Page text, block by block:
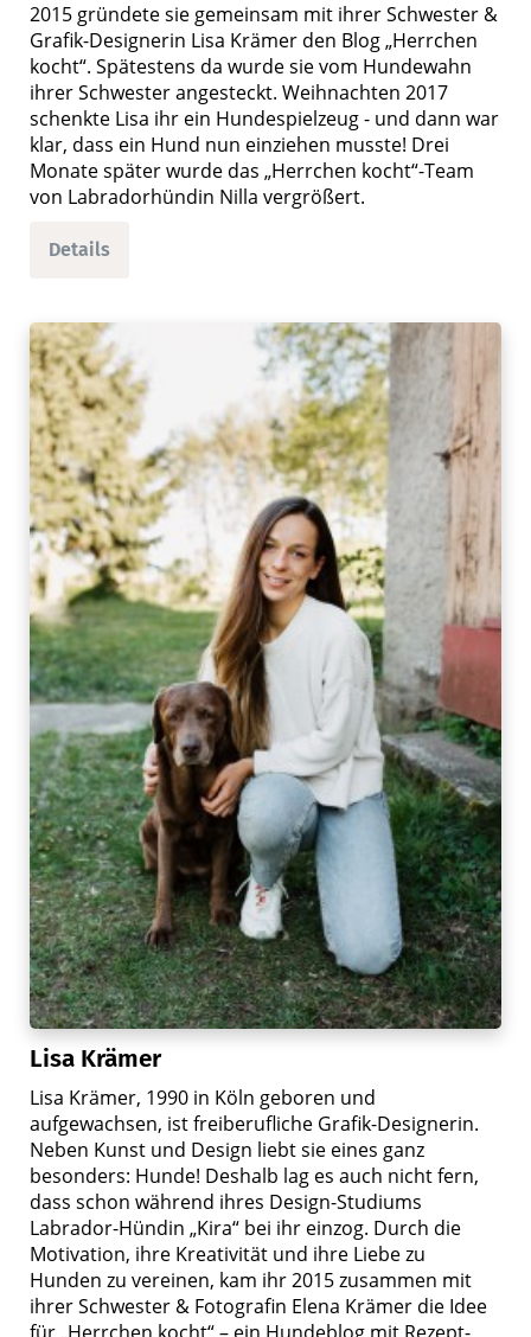
2015 gründete sie gemeinsam mit ihrer Schwester &
Grafik-Designerin Lisa Krämer den Blog „Herrchen
kocht“. Spätestens da wurde sie vom Hundewahn
ihrer Schwester angesteckt. Weihnachten 2017
schenkte Lisa ihr ein Hundespielzeug - und dann war
klar, dass ein Hund nun einziehen musste! Drei
Monate später wurde das „Herrchen kocht“-Team
von Labradorhündin Nilla vergrößert.
Details
Lisa Krämer
Lisa Krämer, 1990 in Köln geboren und
aufgewachsen, ist freiberufliche Grafik-Designerin.
Neben Kunst und Design liebt sie eines ganz
besonders: Hunde! Deshalb lag es auch nicht fern,
dass schon während ihres Design-Studiums
Labrador-Hündin „Kira“ bei ihr einzog. Durch die
Motivation, ihre Kreativität und ihre Liebe zu
Hunden zu vereinen, kam ihr 2015 zusammen mit
ihrer Schwester & Fotografin Elena Krämer die Idee